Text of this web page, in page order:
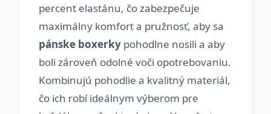
percent elastánu, čo zabezpečuje
maximálny komfort a pružnosť, aby sa
pánske boxerky pohodlne nosili a aby
boli zároveň odolné voči opotrebovaniu.
Kombinujú pohodlie a kvalitný materiál,
čo ich robí ideálnym výberom pre